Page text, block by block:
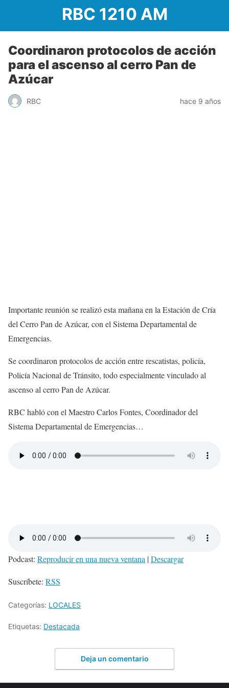
RBC 1210 AM
Coordinaron protocolos de acción
para el ascenso al cerro Pan de
Azúcar
RBC hace 9 años
Importante reunión se realizó esta mañana en la Estación de Cría
del Cerro Pan de Azúcar, con el Sistema Departamental de
Emergencias.
Se coordinaron protocolos de acción entre rescatistas, policía,
Policía Nacional de Tránsito, todo especialmente vinculado al
ascenso al cerro Pan de Azúcar.
RBC habló con el Maestro Carlos Fontes, Coordinador del
Sistema Departamental de Emergencias…
Podcast: Reproducir en una nueva ventana |Descargar
Suscríbete: RSS
Categorías: LOCALES
Etiquetas: Destacada
Deja un comentario